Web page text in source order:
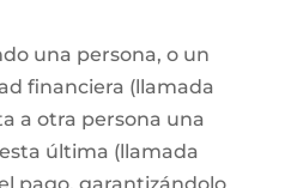
una persona, o un
financiera (llamada
a otra persona una
última (llamada